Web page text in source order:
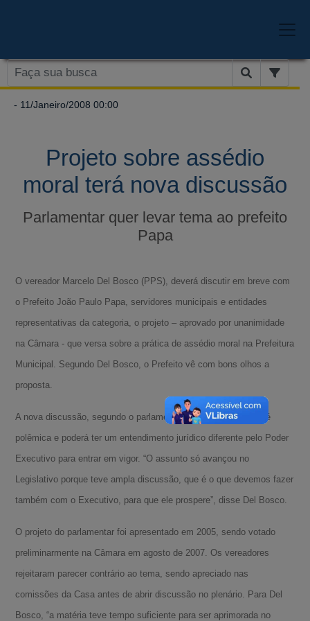
- 11/Janeiro/2008 00:00
Projeto sobre assédio
moral terá nova discussão
Parlamentar quer levar tema ao prefeito
Papa
O vereador Marcelo Del Bosco (PPS), deverá discutir em breve com
o Prefeito João Paulo Papa, servidores municipais e entidades
representativas da categoria, o projeto – aprovado por unanimidade
na Câmara - que versa sobre a prática de assédio moral na Prefeitura
Municipal. Segundo Del Bosco, o Prefeito vê com bons olhos a
proposta.
A nova discussão, segundo o parlamentar, é porque a matéria é
polêmica e poderá ter um entendimento jurídico diferente pelo Poder
Executivo para entrar em vigor. “O assunto só avançou no
Legislativo porque teve ampla discussão, que é o que devemos fazer
também com o Executivo, para que ele prospere”, disse Del Bosco.
O projeto do parlamentar foi apresentado em 2005, sendo votado
preliminarmente na Câmara em agosto de 2007. Os vereadores
rejeitaram parecer contrário ao tema, sendo apreciado nas
comissões da Casa antes de abrir discussão no plenário. Para Del
Bosco, “a matéria teve tempo suficiente para ser aprimorada no